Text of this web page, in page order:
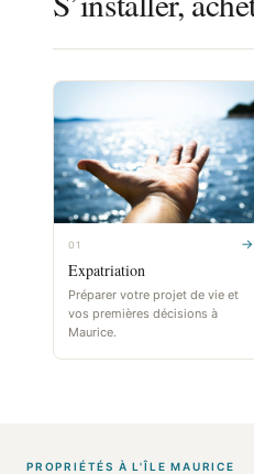
01 →
Expatriation
Préparer votre projet de vie et
vos premières décisions à
Maurice.
PROPRIÉTÉS À L'ÎLE MAURICE